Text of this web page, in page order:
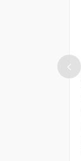
‹